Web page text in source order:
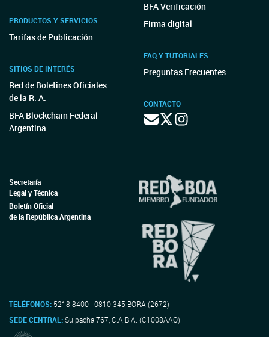
PRODUCTOS Y SERVICIOS
Tarifas de Publicación
SITIOS DE INTERÉS
Red de Boletines Oficiales
de la R. A.
BFA Blockchain Federal
Argentina
BFA Verificación
Firma digital
FAQ Y TUTORIALES
Preguntas Frecuentes
CONTACTO
Secretaría
Legal y Técnica
Boletín Oficial
de la República Argentina
TELÉFONOS: 5218-8400 - 0810-345-BORA (2672)
SEDE CENTRAL:Suipacha 767, C.A.B.A. (C1008AAO)